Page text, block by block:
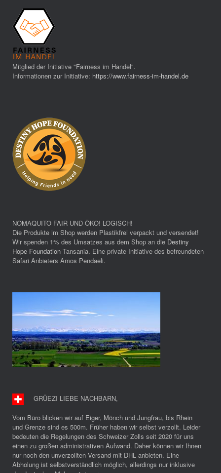
Mitglied der Initiative "Fairness im Handel".
Informationen zur Initiative: https://www.fairness-im-handel.de
NOMAQUITO FAIR UND ÖKO! LOGISCH!
Die Produkte im Shop werden Plastikfrei verpackt und versendet!
Wir spenden 1% des Umsatzes aus dem Shop an die Destiny
Hope Foundation Tansania. Eine private Initiative des befreundeten
Safari Anbieters Amos Pendaeli.
GRÜEZI LIEBE NACHBARN,
Vom Büro blicken wir auf Eiger, Mönch und Jungfrau, bis Rhein
und Grenze sind es 500m. Früher haben wir selbst verzollt. Leider
bedeuten die Regelungen des Schweizer Zolls seit 2020 für uns
einen zu großen administrativen Aufwand. Daher können wir Ihnen
nur noch den unverzollten Versand mit DHL anbieten. Eine
Abholung ist selbstverständlich möglich, allerdings nur inklusive